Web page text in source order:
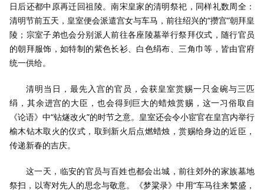
日后还都中原再迁回祖陵。南宋皇家的清明祭祀，同样礼数周全：
清明节前五天，皇室便会派遣宫女与车马，前往绍兴的“攒宫”朝拜皇
陵；宗室子弟也会分别派人前往各座陵墓举行祭拜仪式，随行官员
的朝拜服饰，如特制的紫色长衫、白色绢布、三角巾等，皆由官府
统一供给。
清明当日，最先入宫的官员，会获皇室赏赐一只金碗与三匹
绢，其余进宫的大臣，也会得到巨大的蜡烛赏赐，这一习俗取自
《论语》中“钻燧改火”的时节之意。皇室还会令小宦官在皇宫内举行
榆木钻木取火的仪式，取到新火后点燃蜡烛，赏赐给身边的近臣，
传递新春的吉庆。
这一天，临安的官员与百姓也都会出城，前往郊外的家族墓地
祭扫，以寄对先人的思念与敬意。《梦粱录》中用“车马往来繁盛，